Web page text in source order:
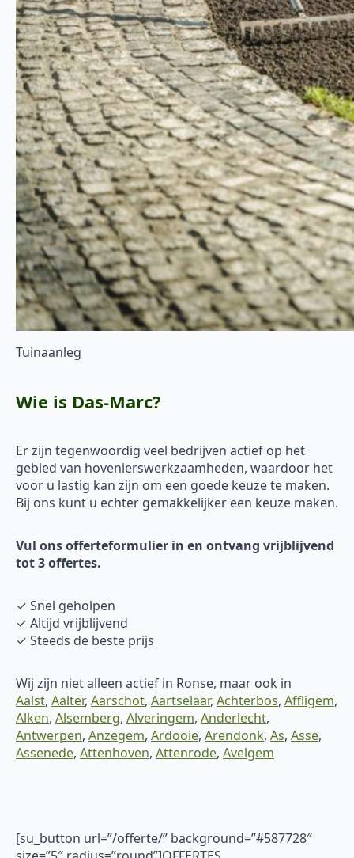
Tuinaanleg
Wie is Das-Marc?
Er zijn tegenwoordig veel bedrijven actief op het
gebied van hovenierswerkzaamheden, waardoor het
voor u lastig kan zijn om een goede keuze te maken.
Bij ons kunt u echter gemakkelijker een keuze maken.
Vul ons offerteformulier in en ontvang vrijblijvend
tot 3 offertes.
✓ Snel geholpen
✓ Altijd vrijblijvend
✓ Steeds de beste prijs
Wij zijn niet alleen actief in Ronse, maar ook in
Aalst, Aalter, Aarschot, Aartselaar, Achterbos, Affligem,
Alken, Alsemberg, Alveringem, Anderlecht,
Antwerpen, Anzegem, Ardooie, Arendonk, As, Asse,
Assenede, Attenhoven, Attenrode, Avelgem
[su_button url=”/offerte/” background=”#587728″